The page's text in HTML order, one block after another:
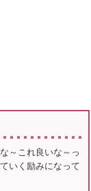
～これ良いな～っ
いく励みになって